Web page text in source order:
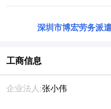
深圳市博宏劳务派
工商信息
企业法人:张小伟